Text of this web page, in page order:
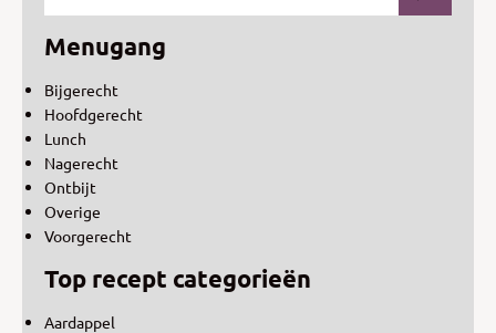
Menugang
Bijgerecht
Hoofdgerecht
Lunch
Nagerecht
Ontbijt
Overige
Voorgerecht
Top recept categorieën
Aardappel